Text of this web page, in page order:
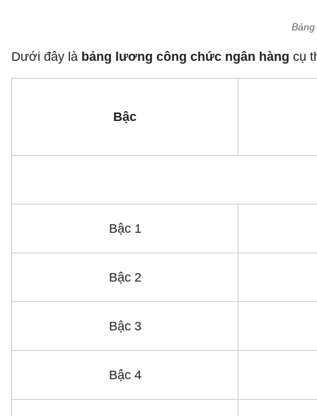
Dưới đây là bảng lương công chức ngân hàng cụ
Bậc
Bậc 1
Bậc 2
Bậc 3
Bậc 4